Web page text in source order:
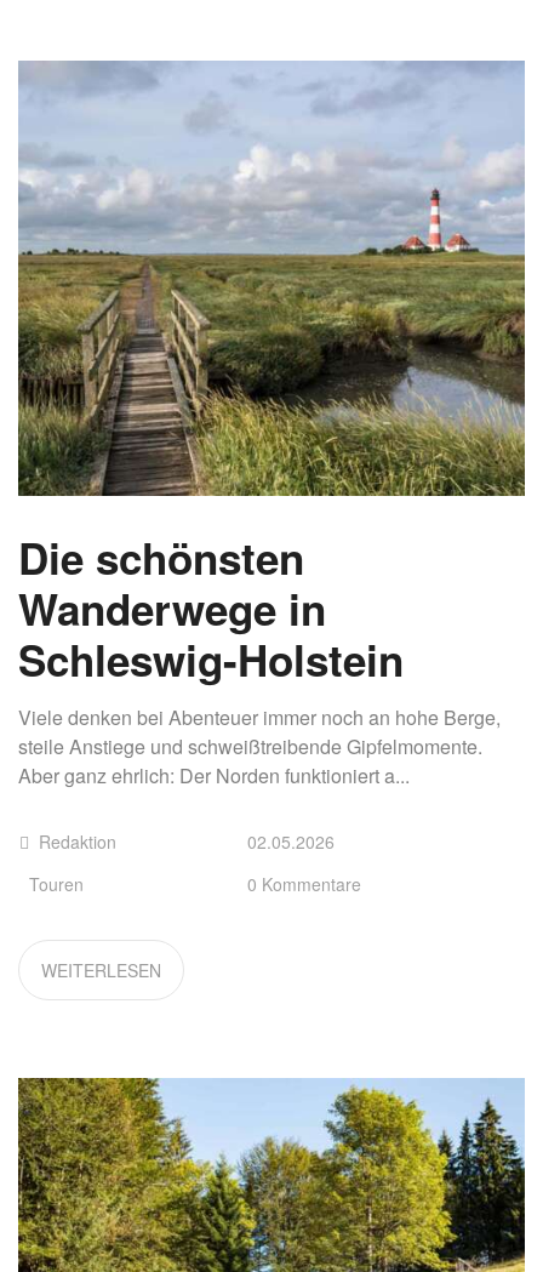
Die schönsten
Wanderwege in
Schleswig-Holstein
Viele denken bei Abenteuer immer noch an hohe Berge,
steile Anstiege und schweißtreibende Gipfelmomente.
Aber ganz ehrlich: Der Norden funktioniert a...
Redaktion
Touren
02.05.2026
0 Kommentare
WEITERLESEN